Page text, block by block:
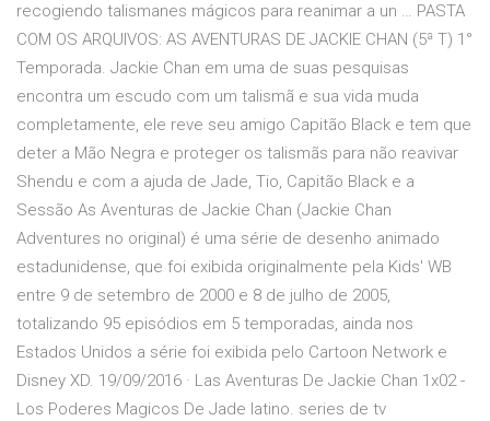
recogiendo talismanes mágicos para reanimar a un … PASTA
COM OS ARQUIVOS: AS AVENTURAS DE JACKIE CHAN (5ª T) 1°
Temporada. Jackie Chan em uma de suas pesquisas
encontra um escudo com um talismã e sua vida muda
completamente, ele reve seu amigo Capitão Black e tem que
deter a Mão Negra e proteger os talismãs para não reavivar
Shendu e com a ajuda de Jade, Tio, Capitão Black e a
Sessão As Aventuras de Jackie Chan (Jackie Chan
Adventures no original) é uma série de desenho animado
estadunidense, que foi exibida originalmente pela Kids' WB
entre 9 de setembro de 2000 e 8 de julho de 2005,
totalizando 95 episódios em 5 temporadas, ainda nos
Estados Unidos a série foi exibida pelo Cartoon Network e
Disney XD. 19/09/2016 · Las Aventuras De Jackie Chan 1x02 -
Los Poderes Magicos De Jade latino. series de tv